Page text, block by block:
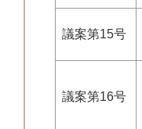
議案第15号
議案第16号